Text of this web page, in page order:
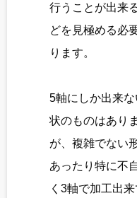
行うことが出来
どを見極める必
ります。
5軸にしか出来
状のものはあり
が、複雑でない
あったり特に不
く3軸で加工出